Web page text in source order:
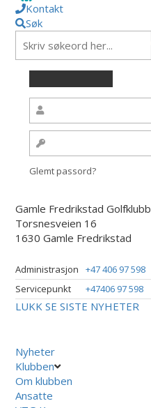
Kontakt
Søk
Glemt passord?
Gamle Fredrikstad Golfklubb
Torsnesveien 16
1630 Gamle Fredrikstad
Administrasjon
+47 406 97 598
Servicepunkt
+47406 97 598
LUKK SE SISTE NYHETER
Nyheter
Klubben
Om klubben
Ansatte